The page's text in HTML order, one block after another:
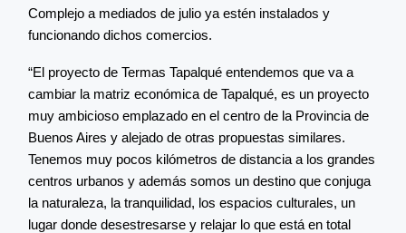
Complejo a mediados de julio ya estén instalados y
funcionando dichos comercios.
“El proyecto de Termas Tapalqué entendemos que va a
cambiar la matriz económica de Tapalqué, es un proyecto
muy ambicioso emplazado en el centro de la Provincia de
Buenos Aires y alejado de otras propuestas similares.
Tenemos muy pocos kilómetros de distancia a los grandes
centros urbanos y además somos un destino que conjuga
la naturaleza, la tranquilidad, los espacios culturales, un
lugar donde desestresarse y relajar lo que está en total